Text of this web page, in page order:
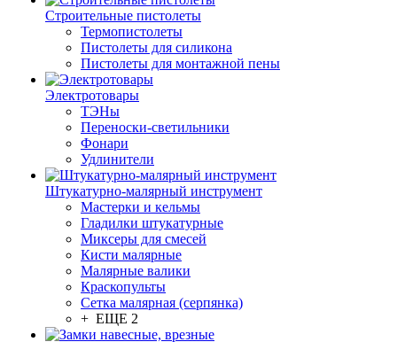
Строительные пистолеты
Термопистолеты
Пистолеты для силикона
Пистолеты для монтажной пены
Электротовары
ТЭНы
Переноски-светильники
Фонари
Удлинители
Штукатурно-малярный инструмент
Мастерки и кельмы
Гладилки штукатурные
Миксеры для смесей
Кисти малярные
Малярные валики
Краскопульты
Сетка малярная (серпянка)
+ ЕЩЕ 2